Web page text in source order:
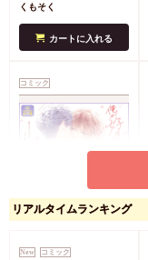
くもそく
カートに入れる
コミック
俺が好きって言ったら
コミコミ特典4Pリー
リアルタイムランキング
New コミック